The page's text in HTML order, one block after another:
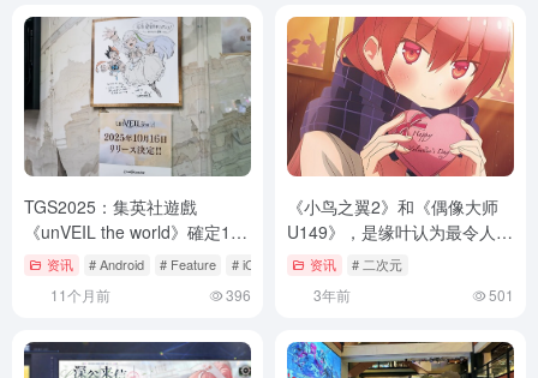
TGS2025：集英社遊戲
《unVEIL the world》確定10
月16日上線！橋本環奈擔任合
资讯 # Android # Feature # iOS
11个月前 396
《小鸟之翼2》和《偶像大师
U149》，是缘叶认为最令人意
外的新番
资讯 # 二次元
3年前 501